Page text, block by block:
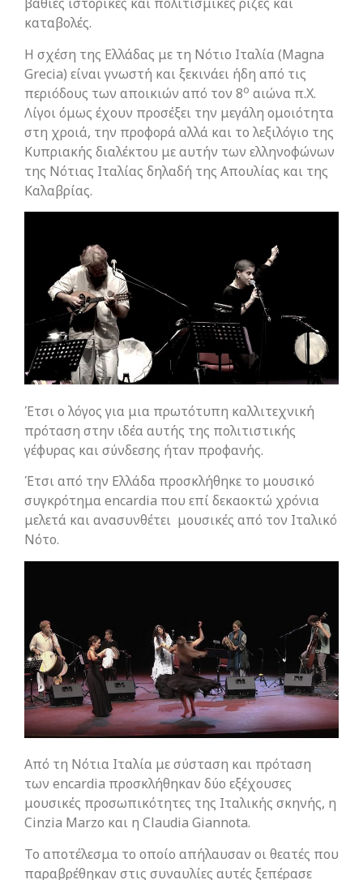
καταβολές.
Η σχέση της Ελλάδας με τη Νότιο Ιταλία (Magna
Grecia) είναι γνωστή και ξεκινάει ήδη από τις
περιόδους των αποικιών από τον 8ο αιώνα π.Χ.
Λίγοι όμως έχουν προσέξει την μεγάλη ομοιότητα
στη χροιά, την προφορά αλλά και το λεξιλόγιο της
Κυπριακής διαλέκτου με αυτήν των ελληνοφώνων
της Νότιας Ιταλίας δηλαδή της Απουλίας και της
Καλαβρίας.
Έτσι ο λόγος για μια πρωτότυπη καλλιτεχνική
πρόταση στην ιδέα αυτής της πολιτιστικής
γέφυρας και σύνδεσης ήταν προφανής.
Έτσι από την Ελλάδα προσκλήθηκε το μουσικό
συγκρότημα encardia που επί δεκαοκτώ χρόνια
μελετά και ανασυνθέτει μουσικές από τον Ιταλικό
Νότο.
Από τη Νότια Ιταλία με σύσταση και πρόταση
των encardia προσκλήθηκαν δύο εξέχουσες
μουσικές προσωπικότητες της Ιταλικής σκηνής, η
Cinzia Marzo και η Claudia Giannota.
Το αποτέλεσμα το οποίο απήλαυσαν οι θεατές που
παραβρέθηκαν στις συναυλίες αυτές ξεπέρασε